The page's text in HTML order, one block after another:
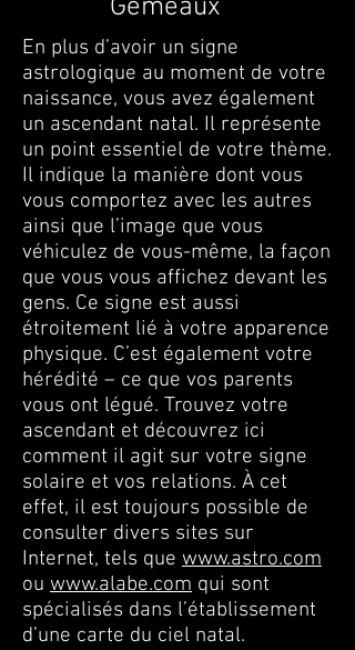
Gémeaux
En plus d’avoir un signe
astrologique au moment de votre
naissance, vous avez également
un ascendant natal. Il représente
un point essentiel de votre thème.
Il indique la manière dont vous
vous comportez avec les autres
ainsi que l’image que vous
véhiculez de vous-même, la façon
que vous vous affichez devant les
gens. Ce signe est aussi
étroitement lié à votre apparence
physique. C’est également votre
hérédité – ce que vos parents
vous ont légué. Trouvez votre
ascendant et découvrez ici
comment il agit sur votre signe
solaire et vos relations. À cet
effet, il est toujours possible de
consulter divers sites sur
Internet, tels que www.astro.com
ou www.alabe.com qui sont
spécialisés dans l’établissement
d’une carte du ciel natal.